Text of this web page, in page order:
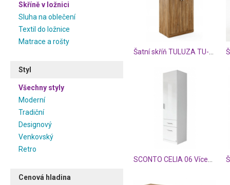
Skříně v ložnici
Sluha na oblečení
Textil do ložnice
Matrace a rošty
Styl
Všechny styly
Moderní
Tradiční
Designový
Venkovský
Retro
Cenová hladina